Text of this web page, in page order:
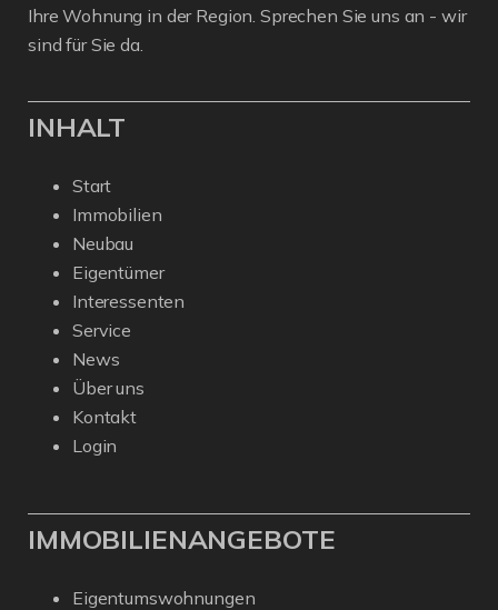
Ihre Wohnung in der Region. Sprechen Sie uns an - wir
sind für Sie da.
INHALT
Start
Immobilien
Neubau
Eigentümer
Interessenten
Service
News
Über uns
Kontakt
Login
IMMOBILIENANGEBOTE
Eigentumswohnungen